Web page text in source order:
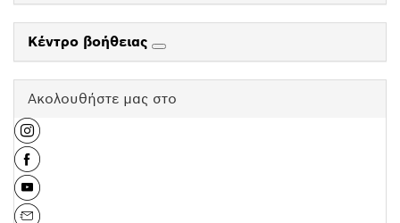
Κέντρο βοήθειας
Ακολουθήστε μας στο